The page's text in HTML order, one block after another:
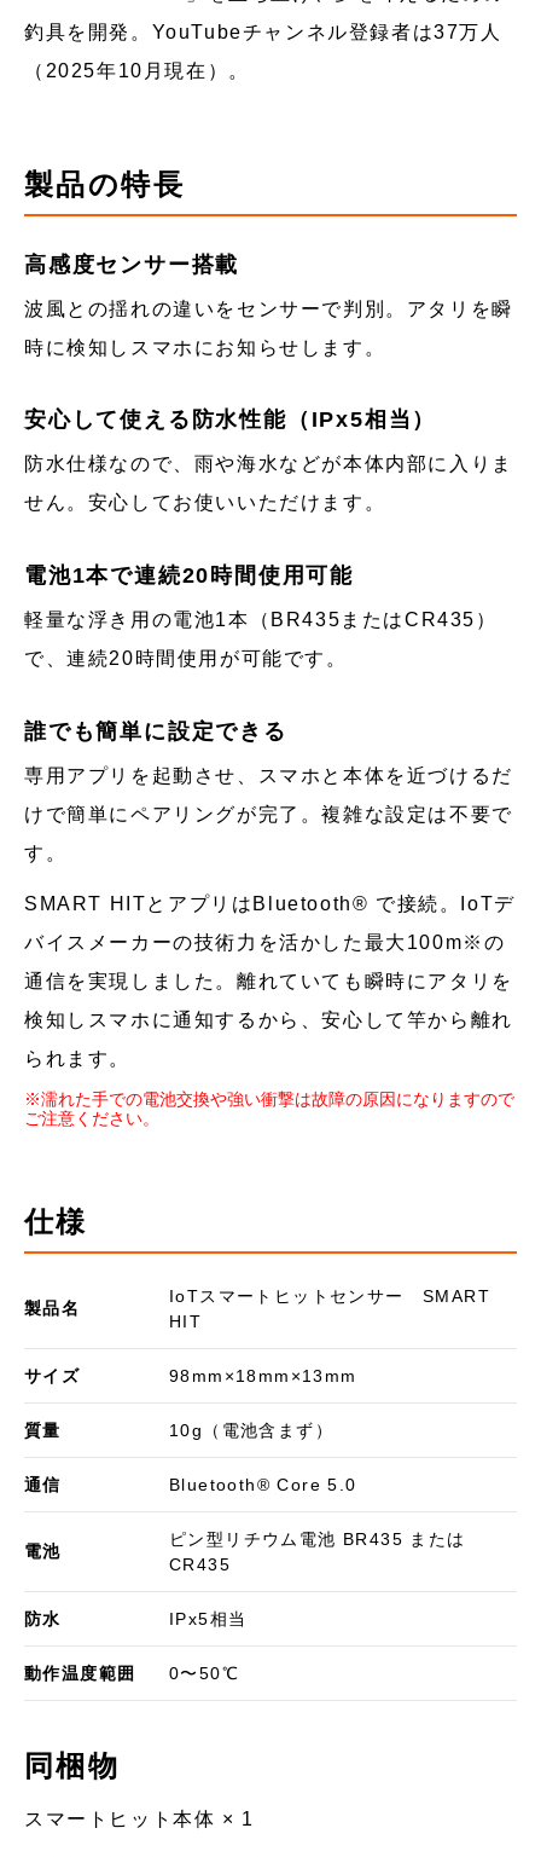
釣具を開発。YouTubeチャンネル登録者は37万人
（2025年10月現在）。
製品の特長
高感度センサー搭載
波風との揺れの違いをセンサーで判別。アタリを瞬
時に検知しスマホにお知らせします。
安心して使える防水性能（IPx5相当）
防水仕様なので、雨や海水などが本体内部に入りま
せん。安心してお使いいただけます。
電池1本で連続20時間使用可能
軽量な浮き用の電池1本（BR435またはCR435）
で、連続20時間使用が可能です。
誰でも簡単に設定できる
専用アプリを起動させ、スマホと本体を近づけるだ
けで簡単にペアリングが完了。複雑な設定は不要で
す。
SMART HITとアプリはBluetooth® で接続。IoTデ
バイスメーカーの技術力を活かした最大100m※の
通信を実現しました。離れていても瞬時にアタリを
検知しスマホに通知するから、安心して竿から離れ
られます。
※濡れた手での電池交換や強い衝撃は故障の原因になりますので
ご注意ください。
仕様
製品名
IoTスマートヒットセンサー SMART
HIT
サイズ 98mm×18mm×13mm
質量 10g（電池含まず）
通信 Bluetooth® Core 5.0
電池
ピン型リチウム電池 BR435 または
CR435
防水 IPx5相当
動作温度範囲 0〜50℃
同梱物
スマートヒット本体 × 1